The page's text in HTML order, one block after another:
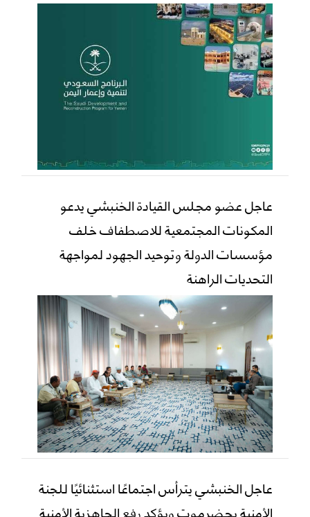
عاجل عضو مجلس القيادة الخنبشي يدعو
المكونات المجتمعية للاصطفاف خلف
مؤسسات الدولة وتوحيد الجهود لمواجهة
التحديات الراهنة
عاجل الخنبشي يترأس اجتماعًا استثنائيًا للجنة
الأمنية بحضرموت ويؤكد رفع الجاهزية الأمنية